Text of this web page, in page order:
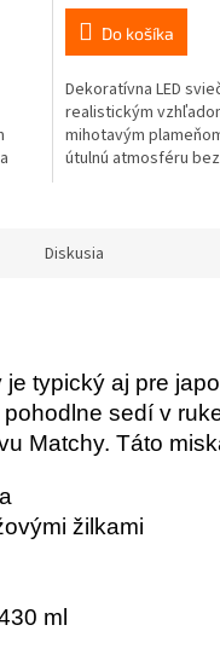
Do košíka
Dekoratívna LED
realistickým
mihotavým
útulnú atmosféru
Diskusia
je typický aj pre
sedí v
Matchy. Táto
žilkami
ml